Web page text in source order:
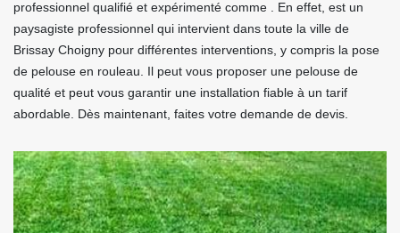
professionnel qualifié et expérimenté comme . En effet, est un
paysagiste professionnel qui intervient dans toute la ville de
Brissay Choigny pour différentes interventions, y compris la pose
de pelouse en rouleau. Il peut vous proposer une pelouse de
qualité et peut vous garantir une installation fiable à un tarif
abordable. Dès maintenant, faites votre demande de devis.